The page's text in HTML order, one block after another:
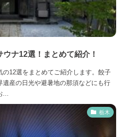
ウナ12選！まとめて紹介！
12選をまとめてご紹介します。餃子
産の日光や避暑地の那須などにも行
...
栃木